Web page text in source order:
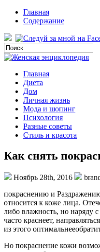
Главная
Содержание
Главная
Диета
Дом
Личная жизнь
Мода и шопинг
Психология
Разные советы
Стиль и красота
Как снять
Ноябрь 28th, 2016
покраснению и
относится к коже лица.
либо влажность, но наряду
часто краснеет,
из этого
Но покраснение кожи